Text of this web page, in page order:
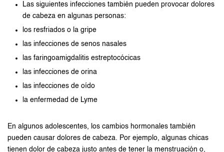
Las siguientes infecciones también pueden provocar dolores
de cabeza en algunas personas:
los resfriados o la gripe
las infecciones de senos nasales
las faringoamigdalitis estreptocócicas
las infecciones de orina
las infecciones de oído
la enfermedad de Lyme
En algunos adolescentes, los cambios hormonales también
pueden causar dolores de cabeza. Por ejemplo, algunas chicas
tienen dolor de cabeza justo antes de tener la menstruación o,